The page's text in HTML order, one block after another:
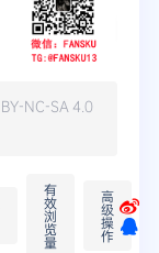
NC-SA 4.0
有
效
浏
览
量
高
级
操
作